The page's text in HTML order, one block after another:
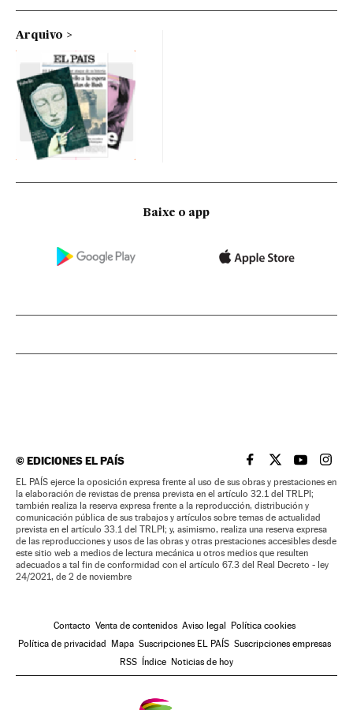
Arquivo
Baixe o app
©EDICIONES EL PAÍS EL PAÍS BRASIL EN
EL PAÍSEL PAÍS
EL
EL PAÍS ejerce la oposición expresa frente al uso de sus obras y prestaciones en
la elaboración de revistas de prensa prevista en el artículo 32.1 del TRLPI;
también realiza la reserva expresa frente a la reproducción, distribución y
comunicación pública de sus trabajos y artículos sobre temas de actualidad
prevista en el artículo 33.1 del TRLPI; y, asimismo, realiza una reserva expresa
de las reproducciones y usos de las obras y otras prestaciones accesibles desde
este sitio web a medios de lectura mecánica u otros medios que resulten
adecuados a tal fin de conformidad con el artículo 67.3 del Real Decreto - ley
24/2021, de 2 de noviembre
Contacto Venta de contenidos Aviso legal Política cookies
Política de privacidad Mapa Suscripciones EL PAÍS Suscripciones empresas
RSS Índice Noticias de hoy